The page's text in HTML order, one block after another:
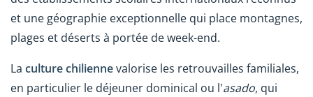
et une géographie exceptionnelle qui place montagnes,
plages et déserts à portée de week-end.
La culture chiliennevalorise les retrouvailles familiales,
en particulier le déjeuner dominical ou l'asado, qui